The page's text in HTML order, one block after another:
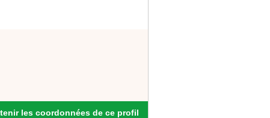
les coordonnées de ce profil